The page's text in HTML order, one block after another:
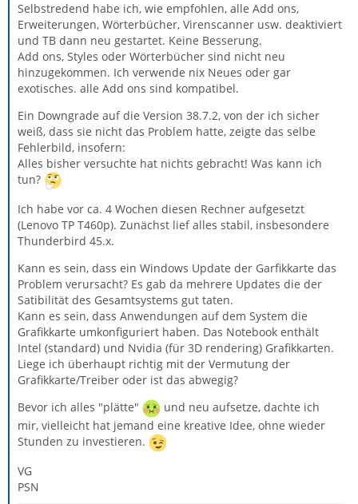
Selbstredend habe ich, wie empfohlen, alle Add ons,
Erweiterungen, Wörterbücher, Virenscanner usw. deaktiviert
und TB dann neu gestartet. Keine Besserung.
Add ons, Styles oder Wörterbücher sind nicht neu
hinzugekommen. Ich verwende nix Neues oder gar
exotisches. alle Add ons sind kompatibel.
Ein Downgrade auf die Version 38.7.2, von der ich sicher
weiß, dass sie nicht das Problem hatte, zeigte das selbe
Fehlerbild, insofern:
Alles bisher versuchte hat nichts gebracht! Was kann ich
tun?
Ich habe vor ca. 4 Wochen diesen Rechner aufgesetzt
(Lenovo TP T460p). Zunächst lief alles stabil, insbesondere
Thunderbird 45.x.
Kann es sein, dass ein Windows Update der Garfikkarte das
Problem verursacht? Es gab da mehrere Updates die der
Satibilität des Gesamtsystems gut taten.
Kann es sein, dass Anwendungen auf dem System die
Grafikkarte umkonfiguriert haben. Das Notebook enthält
Intel (standard) und Nvidia (für 3D rendering) Grafikkarten.
Liege ich überhaupt richtig mit der Vermutung der
Grafikkarte/Treiber oder ist das abwegig?
Bevor ich alles "plätte"
und neu aufsetze, dachte ich
mir, vielleicht hat jemand eine kreative Idee, ohne wieder
Stunden zu investieren.
VG
PSN